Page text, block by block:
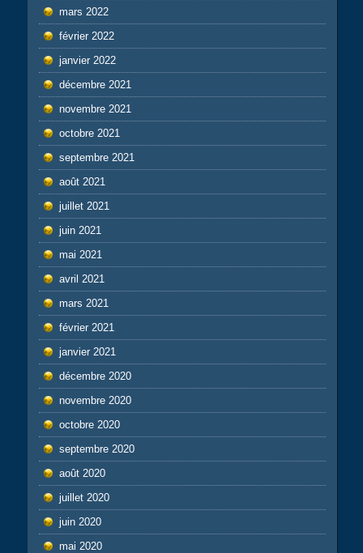
mars 2022
février 2022
janvier 2022
décembre 2021
novembre 2021
octobre 2021
septembre 2021
août 2021
juillet 2021
juin 2021
mai 2021
avril 2021
mars 2021
février 2021
janvier 2021
décembre 2020
novembre 2020
octobre 2020
septembre 2020
août 2020
juillet 2020
juin 2020
mai 2020